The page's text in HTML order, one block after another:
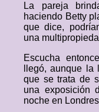
La pareja
haciendo Betty
que dice,
una
Escucha
llegó, aunque
que se trata de
una exposición
noche en